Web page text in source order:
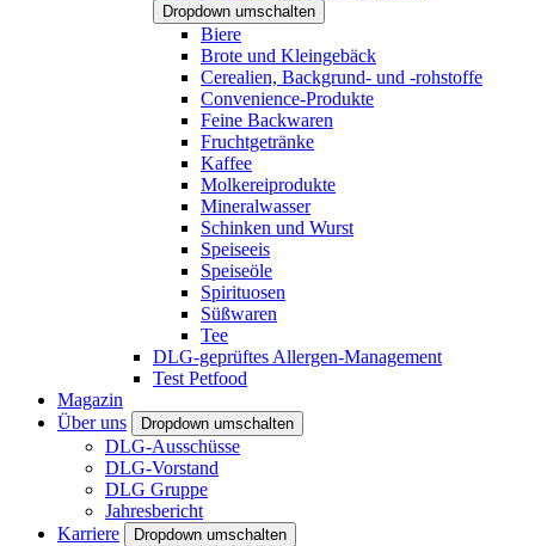
Dropdown umschalten
Biere
Brote und Kleingebäck
Cerealien, Backgrund- und -rohstoffe
Convenience-Produkte
Feine Backwaren
Fruchtgetränke
Kaffee
Molkereiprodukte
Mineralwasser
Schinken und Wurst
Speiseeis
Speiseöle
Spirituosen
Süßwaren
Tee
DLG-geprüftes Allergen-Management
Test Petfood
Magazin
Über uns
Dropdown umschalten
DLG-Ausschüsse
DLG-Vorstand
DLG Gruppe
Jahresbericht
Karriere
Dropdown umschalten